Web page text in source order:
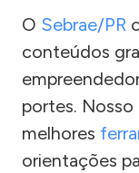
O Sebrae/PR
conteúdos
portes.
melhores
orientações